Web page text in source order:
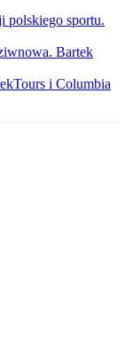
polskiego sportu.
Bartek
i Columbia